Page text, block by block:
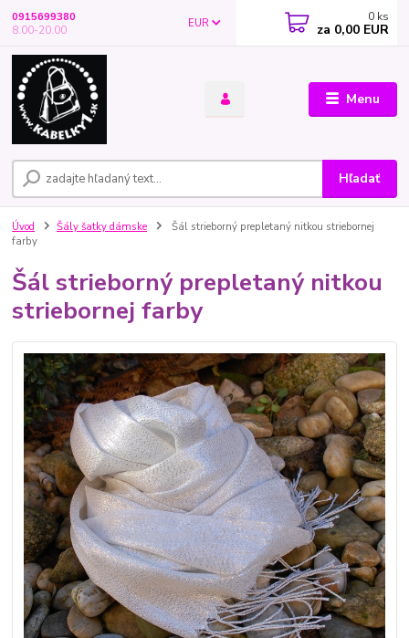
Menu
EUR
Hľadať
0915699380
8.00-20.00
0 ks
za 0,00 EUR
Úvod Šály šatky dámske
Šál strieborný prepletaný nitkou striebornej
farby
Šál strieborný prepletaný nitkou
striebornej farby